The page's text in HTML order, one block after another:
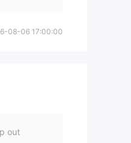
08-06 17:00:00
out